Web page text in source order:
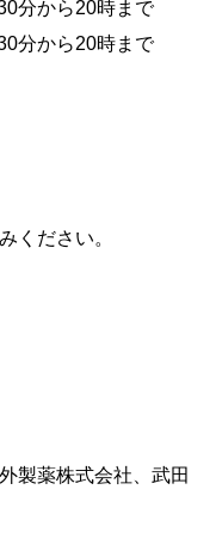
分から20時まで
分から20時まで
ください。
製薬株式会社、武田